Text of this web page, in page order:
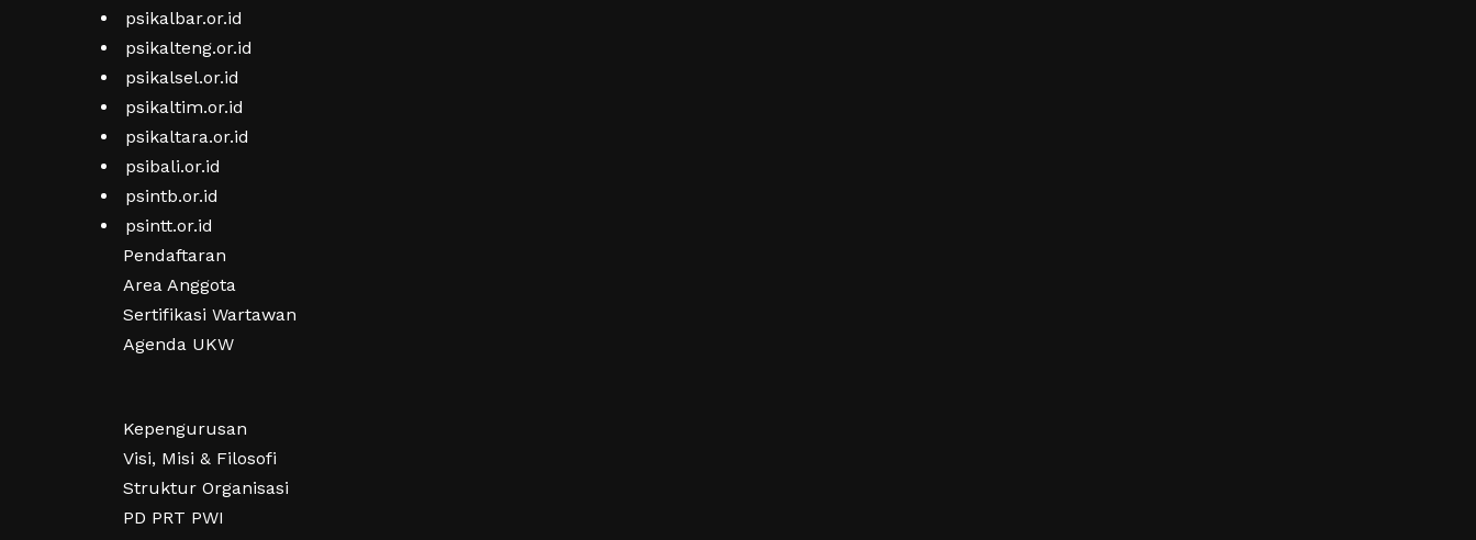
psikalbar.or.id
psikalteng.or.id
psikalsel.or.id
psikaltim.or.id
psikaltara.or.id
psibali.or.id
psintb.or.id
psintt.or.id
Pendaftaran
Area Anggota
Sertifikasi Wartawan
Agenda UKW
Kepengurusan
Visi, Misi & Filosofi
Struktur Organisasi
PD PRT PWI